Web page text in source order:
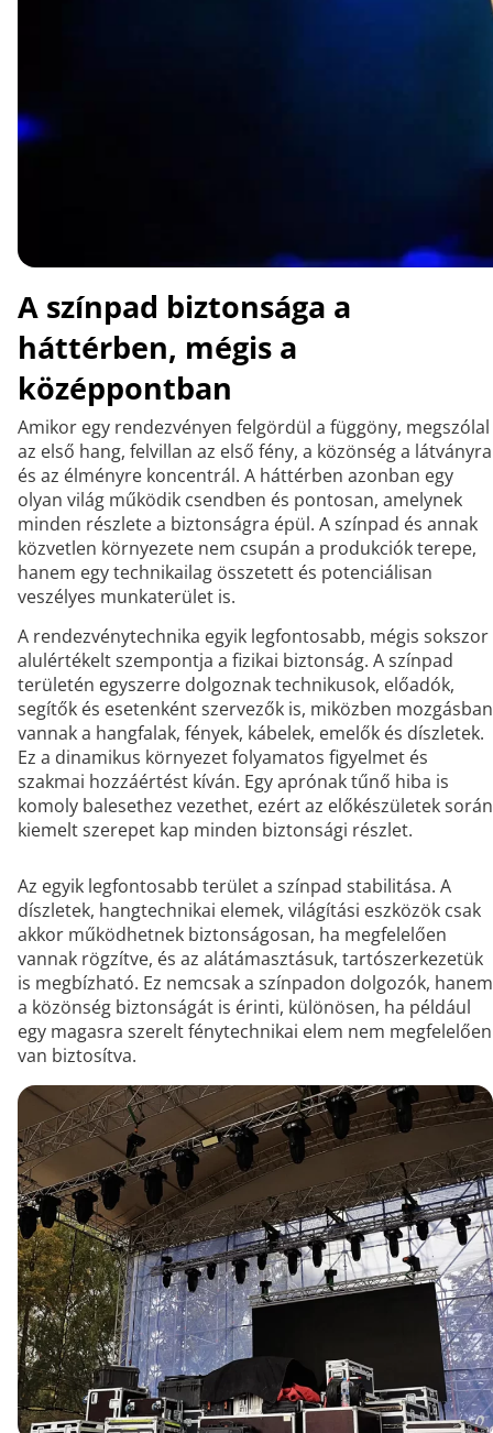
A színpad biztonsága a
háttérben, mégis a
középpontban
Amikor egy rendezvényen felgördül a függöny, megszólal
az első hang, felvillan az első fény, a közönség a látványra
és az élményre koncentrál. A háttérben azonban egy
olyan világ működik csendben és pontosan, amelynek
minden részlete a biztonságra épül. A színpad és annak
közvetlen környezete nem csupán a produkciók terepe,
hanem egy technikailag összetett és potenciálisan
veszélyes munkaterület is.
A rendezvénytechnika egyik legfontosabb, mégis sokszor
alulértékelt szempontja a fizikai biztonság. A színpad
területén egyszerre dolgoznak technikusok, előadók,
segítők és esetenként szervezők is, miközben mozgásban
vannak a hangfalak, fények, kábelek, emelők és díszletek.
Ez a dinamikus környezet folyamatos figyelmet és
szakmai hozzáértést kíván. Egy aprónak tűnő hiba is
komoly balesethez vezethet, ezért az előkészületek során
kiemelt szerepet kap minden biztonsági részlet.
Az egyik legfontosabb terület a színpad stabilitása. A
díszletek, hangtechnikai elemek, világítási eszközök csak
akkor működhetnek biztonságosan, ha megfelelően
vannak rögzítve, és az alátámasztásuk, tartószerkezetük
is megbízható. Ez nemcsak a színpadon dolgozók, hanem
a közönség biztonságát is érinti, különösen, ha például
egy magasra szerelt fénytechnikai elem nem megfelelően
van biztosítva.